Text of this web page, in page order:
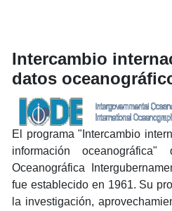
Intercambio
datos
El programa "Intercambio
información
Oceanográfica
fue establecido en 1961. Su
la investigación,